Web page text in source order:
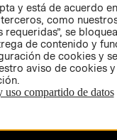
y está de acuerdo
como
se
de contenido y
de cookies y
aviso de cookies
uso compartido de datos